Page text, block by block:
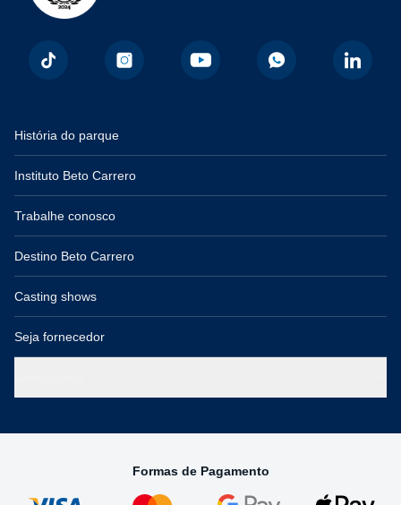
História do parque
Instituto Beto Carrero
Trabalhe conosco
Destino Beto Carrero
Casting shows
Seja fornecedor
Formas de Pagamento